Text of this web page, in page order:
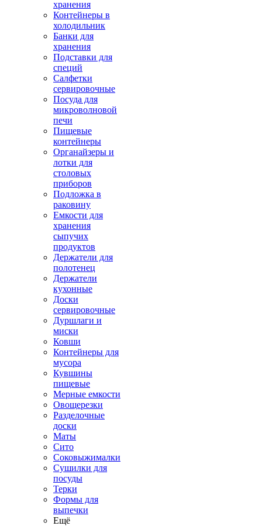
хранения
Контейнеры в
холодильник
Банки для
хранения
Подставки для
специй
Салфетки
сервировочные
Посуда для
микроволновой
печи
Пищевые
контейнеры
Органайзеры и
лотки для
столовых
приборов
Подложка в
раковину
Емкости для
хранения
сыпучих
продуктов
Держатели для
полотенец
Держатели
кухонные
Доски
сервировочные
Дуршлаги и
миски
Ковши
Контейнеры для
мусора
Кувшины
пищевые
Мерные емкости
Овощерезки
Разделочные
доски
Маты
Сито
Соковыжималки
Сушилки для
посуды
Терки
Формы для
выпечки
Ещё